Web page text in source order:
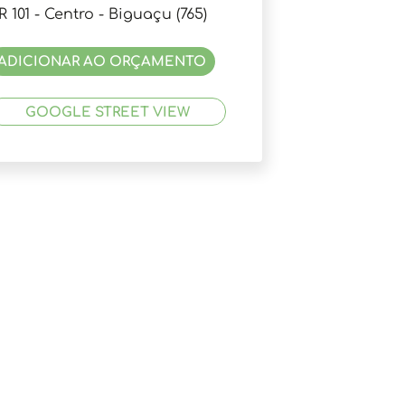
101 - Centro - Biguaçu (765)
AO ORÇAMENTO
GOOGLE STREET VIEW